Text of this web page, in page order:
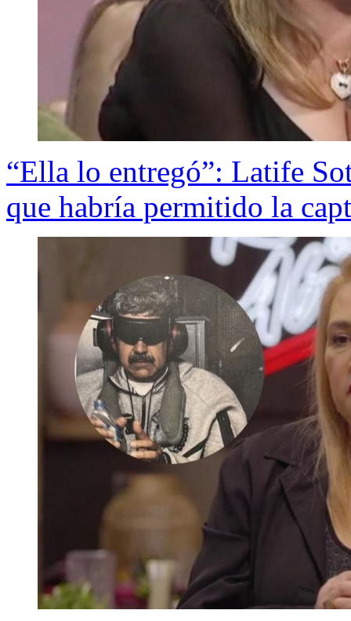
“Ella lo entregó”: Latife
que habría permitido la